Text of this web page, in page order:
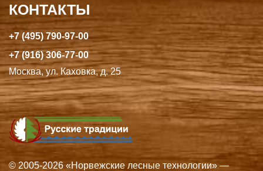
КОНТАКТЫ
+7 (495) 790-97-00
+7 (916) 306-77-00
Москва, ул. Каховка, д. 25
© 2005-2026 «Норвежские лесные технологии» —